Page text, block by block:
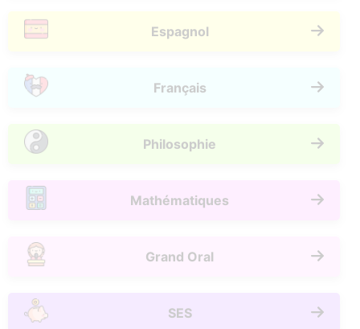
Espagnol
Français
Philosophie
Mathématiques
Grand Oral
SES